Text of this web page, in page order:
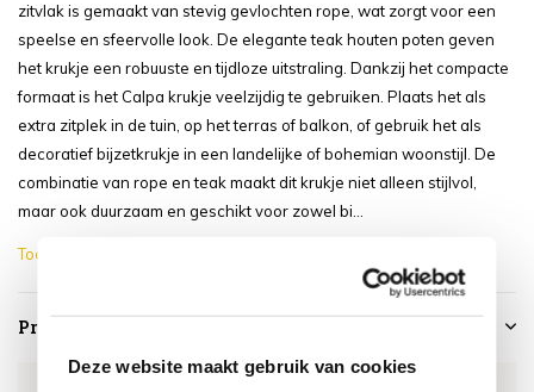
Deze website maakt gebruik van cookies
zitvlak is gemaakt van stevig gevlochten rope, wat zorgt voor een
speelse en sfeervolle look. De elegante teak houten poten geven
het krukje een robuuste en tijdloze uitstraling. Dankzij het compacte
formaat is het Calpa krukje veelzijdig te gebruiken. Plaats het als
extra zitplek in de tuin, op het terras of balkon, of gebruik het als
decoratief bijzetkrukje in een landelijke of bohemian woonstijl. De
combinatie van rope en teak maakt dit krukje niet alleen stijlvol,
maar ook duurzaam en geschikt voor zowel bi...
Toon meer
Productspecificaties